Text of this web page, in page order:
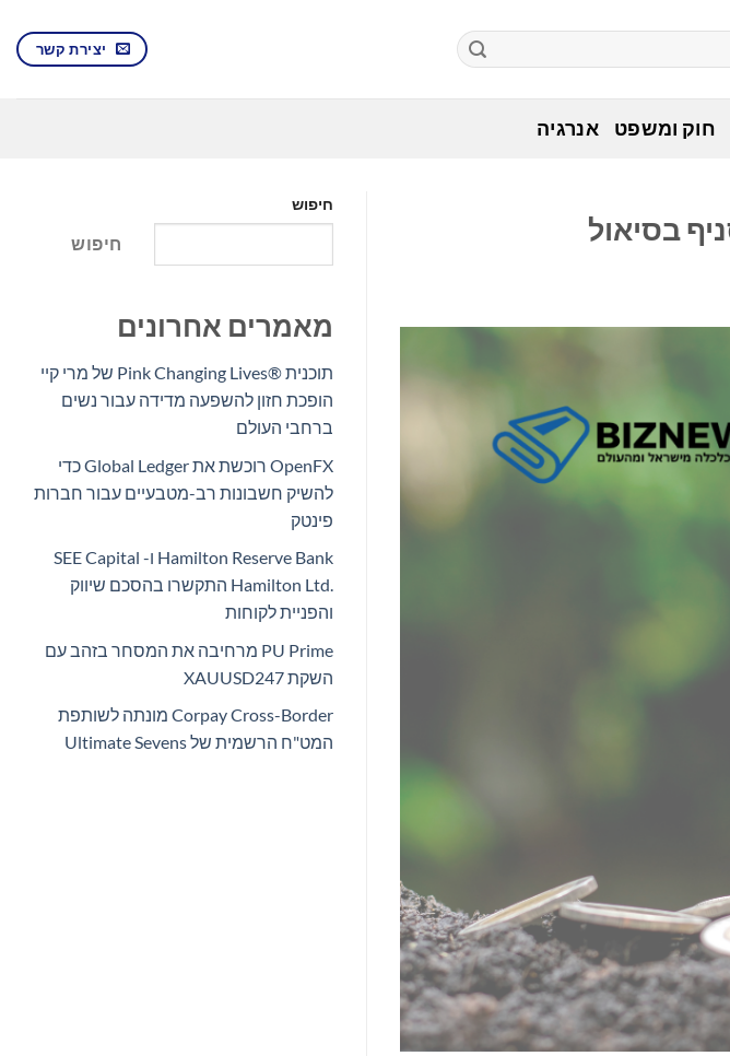
יצירת קשר
חוק ומשפט אנרגיה
חיפוש
חיפוש
מאמרים אחרונים
תוכנית Pink Changing Lives®‎ של מרי קיי
הופכת חזון להשפעה מדידה עבור נשים
ברחבי העולם
OpenFX רוכשת את Global Ledger כדי
להשיק חשבונות רב-מטבעיים עבור חברות
פינטק
Hamilton Reserve Bank ו- SEE Capital
Hamilton Ltd.‎ התקשרו בהסכם שיווק
והפניית לקוחות
PU Prime מרחיבה את המסחר בזהב עם
השקת XAUUSD247
Corpay Cross-Border מונתה לשותפת
המט"ח הרשמית של Ultimate Sevens